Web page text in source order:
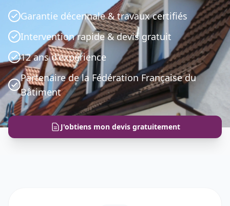
Garantie décennale & travaux certifiés
Intervention rapide & devis gratuit
12 ans d'expérience
Partenaire de la Fédération Française du
Bâtiment
J'obtiens mon devis gratuitement